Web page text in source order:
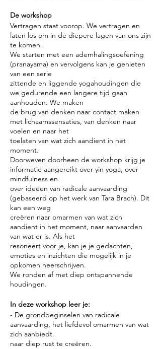
De workshop
Vertragen staat voorop. We vertragen en
laten los om in de diepere lagen van ons zijn
te komen.
We starten met een ademhalingsoefening
(pranayama) en vervolgens kan je genieten
van een serie
zittende en liggende yogahoudingen die
we gedurende een langere tijd gaan
aanhouden. We maken
de brug van denken naar contact maken
met lichaamssensaties, van denken naar
voelen en naar het
toelaten van wat zich aandient in het
moment.
Doorweven doorheen de workshop krijg je
informatie aangereikt over yin yoga, over
mindfulness en
over ideëen van radicale aanvaarding
(gebaseerd op het werk van Tara Brach). Dit
kan een weg
creëren naar omarmen van wat zich
aandient in het moment, naar aanvaarden
van wat er is. Als het
resoneert voor je, kan je je gedachten,
emoties en inzichten die mogelijk in je
opkomen neerschrijven.
We ronden af met diep ontspannende
houdingen.
In deze workshop leer je:
- De grondbeginselen van radicale
aanvaarding, het liefdevol omarmen van wat
zich aanbiedt.
naar diep rust te creëren.